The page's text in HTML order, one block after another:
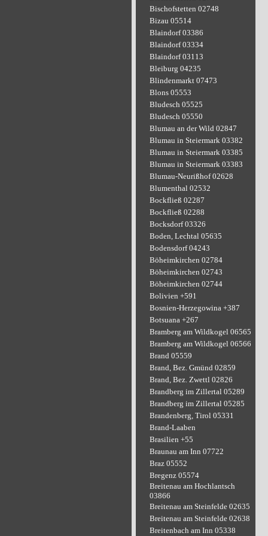
Bischofstetten 02748
Bizau 05514
Blaindorf 03386
Blaindorf 03334
Blaindorf 03113
Bleiburg 04235
Blindenmarkt 07473
Blons 05553
Bludesch 05525
Bludesch 05550
Blumau an der Wild 02847
Blumau in Steiermark 03382
Blumau in Steiermark 03385
Blumau in Steiermark 03383
Blumau-Neurißhof 02628
Blumenthal 02532
Bockfließ 02287
Bockfließ 02288
Bocksdorf 03326
Boden, Lechtal 05635
Bodensdorf 04243
Böheimkirchen 02784
Böheimkirchen 02743
Böheimkirchen 02744
Bolivien +591
Bosnien-Herzegowina +387
Botsuana +267
Bramberg am Wildkogel 06565
Bramberg am Wildkogel 06566
Brand 05559
Brand, Bez. Gmünd 02859
Brand, Bez. Zwettl 02826
Brandberg im Zillertal 05289
Brandberg im Zillertal 05285
Brandenberg, Tirol 05331
Brand-Laaben
Brasilien +55
Braunau am Inn 07722
Braz 05552
Bregenz 05574
Breitenau am Hochlantsch
03866
Breitenau am Steinfelde 02635
Breitenau am Steinfelde 02638
Breitenbach am Inn 05338